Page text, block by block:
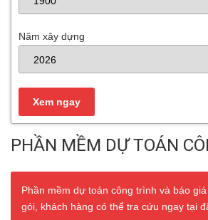
Năm xây dựng
PHẦN MỀM DỰ TOÁN
Phần mềm dự toán công trình và báo
gói, khách hàng có thể tra cứu ngay tại